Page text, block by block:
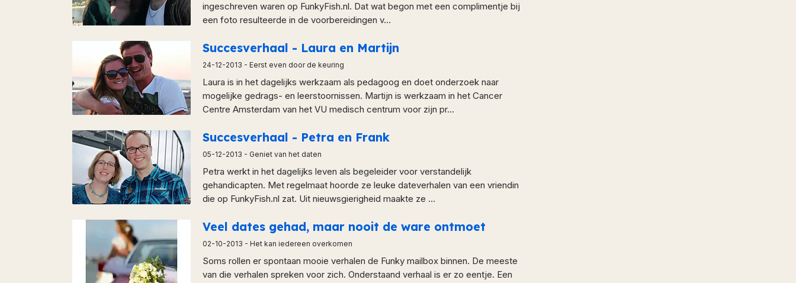
ingeschreven waren op FunkyFish.nl. Dat wat begon met een complimentje bij
een foto resulteerde in de voorbereidingen v...
Succesverhaal - Laura en Martijn
24-12-2013 - Eerst even door de keuring
Laura is in het dagelijks werkzaam als pedagoog en doet onderzoek naar
mogelijke gedrags- en leerstoornissen. Martijn is werkzaam in het Cancer
Centre Amsterdam van het VU medisch centrum voor zijn pr...
Succesverhaal - Petra en Frank
05-12-2013 - Geniet van het daten
Petra werkt in het dagelijks leven als begeleider voor verstandelijk
gehandicapten. Met regelmaat hoorde ze leuke dateverhalen van een vriendin
die op FunkyFish.nl zat. Uit nieuwsgierigheid maakte ze ...
Veel dates gehad, maar nooit de ware ontmoet
02-10-2013 - Het kan iedereen overkomen
Soms rollen er spontaan mooie verhalen de Funky mailbox binnen. De meeste
van die verhalen spreken voor zich. Onderstaand verhaal is er zo eentje. Een